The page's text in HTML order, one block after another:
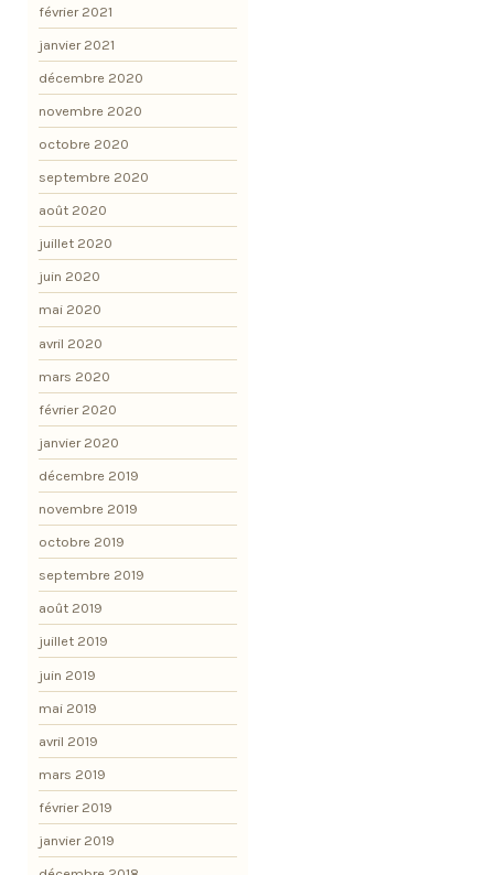
février 2021
janvier 2021
décembre 2020
novembre 2020
octobre 2020
septembre 2020
août 2020
juillet 2020
juin 2020
mai 2020
avril 2020
mars 2020
février 2020
janvier 2020
décembre 2019
novembre 2019
octobre 2019
septembre 2019
août 2019
juillet 2019
juin 2019
mai 2019
avril 2019
mars 2019
février 2019
janvier 2019